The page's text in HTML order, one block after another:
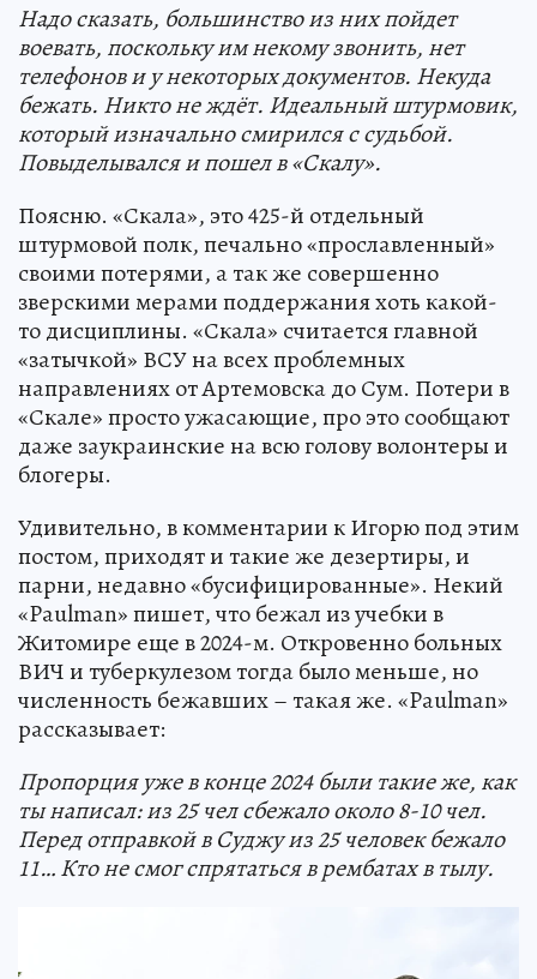
Надо сказать, большинство из них пойдет
воевать, поскольку им некому звонить, нет
телефонов и у некоторых документов. Некуда
бежать. Никто не ждёт. Идеальный штурмовик,
который изначально смирился с судьбой.
Повыделывался и пошел в «Скалу».
Поясню. «Скала», это 425-й отдельный
штурмовой полк, печально «прославленный»
своими потерями, а так же совершенно
зверскими мерами поддержания хоть какой-
то дисциплины. «Скала» считается главной
«затычкой» ВСУ на всех проблемных
направлениях от Артемовска до Сум. Потери в
«Скале» просто ужасающие, про это сообщают
даже заукраинские на всю голову волонтеры и
блогеры.
Удивительно, в комментарии к Игорю под этим
постом, приходят и такие же дезертиры, и
парни, недавно «бусифицированные». Некий
«Paulman» пишет, что бежал из учебки в
Житомире еще в 2024-м. Откровенно больных
ВИЧ и туберкулезом тогда было меньше, но
численность бежавших – такая же. «Paulman»
рассказывает:
Пропорция уже в конце 2024 были такие же, как
ты написал: из 25 чел сбежало около 8-10 чел.
Перед отправкой в Суджу из 25 человек бежало
11… Кто не смог спрятаться в рембатах в тылу.